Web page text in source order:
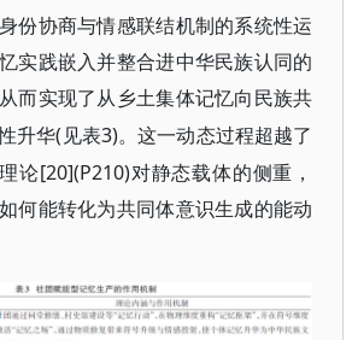
份协商与情感联结机制的系统性运
实践嵌入并整合进中华民族认同的
而实现了从乡土集体记忆向民族共
升华(见表3)。这一动态过程超越了
论[20](P210)对静态载体的侧重，
何能转化为共同体意识生成的能动